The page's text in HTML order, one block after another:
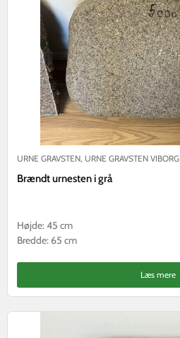
URNE GRAVSTEN, URNE GRAVSTEN VIBORG
Brændt urnesten i grå
Højde: 45 cm
Bredde: 65 cm
Læs mere